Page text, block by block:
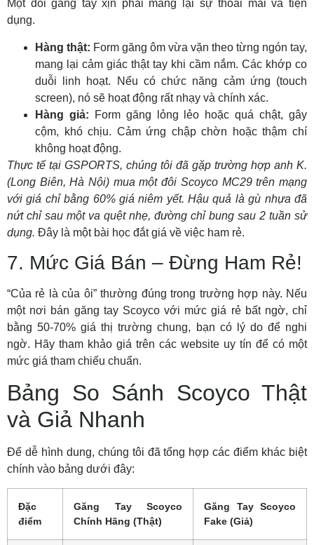
Một đôi găng tay xịn phải mang lại sự thoải mái và tiện
dụng.
Hàng thật: Form găng ôm vừa vặn theo từng ngón tay,
mang lại cảm giác thật tay khi cầm nắm. Các khớp co
duỗi linh hoạt. Nếu có chức năng cảm ứng (touch
screen), nó sẽ hoạt động rất nhạy và chính xác.
Hàng giả: Form găng lỏng lẻo hoặc quá chật, gây
cộm, khó chịu. Cảm ứng chập chờn hoặc thậm chí
không hoạt động.
Thực tế tại GSPORTS, chúng tôi đã gặp trường hợp anh K.
(Long Biên, Hà Nội) mua một đôi Scoyco MC29 trên mạng
với giá chỉ bằng 60% giá niêm yết. Hậu quả là gù nhựa đã
nứt chỉ sau một va quệt nhẹ, đường chỉ bung sau 2 tuần sử
dụng. Đây là một bài học đắt giá về việc ham rẻ.
7. Mức Giá Bán – Đừng Ham Rẻ!
“Của rẻ là của ôi” thường đúng trong trường hợp này. Nếu
một nơi bán găng tay Scoyco với mức giá rẻ bất ngờ, chỉ
bằng 50-70% giá thị trường chung, bạn có lý do để nghi
ngờ. Hãy tham khảo giá trên các website uy tín để có một
mức giá tham chiếu chuẩn.
Bảng So Sánh Scoyco Thật
và Giả Nhanh
Để dễ hình dung, chúng tôi đã tổng hợp các điểm khác biệt
chính vào bảng dưới đây:
Đặc
điểm
Găng Tay Scoyco
Chính Hãng (Thật)
Găng Tay Scoyco
Fake (Giả)